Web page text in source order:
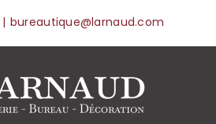
| bureautique@larnaud.com